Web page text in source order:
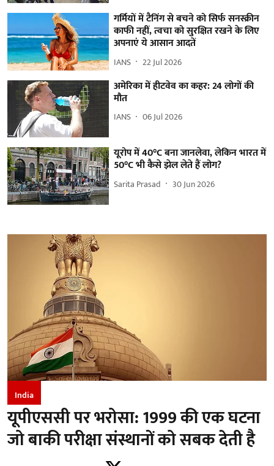
गर्मियों में टैनिंग से बचने को सिर्फ सनस्क्रीन
काफी नहीं, त्वचा को सुरक्षित रखने के लिए
अपनाएं ये आसान आदतें
IANS 22 Jul 2026
अमेरिका में हीटवेव का कहर: 24 लोगों की
मौत
IANS 06 Jul 2026
यूरोप में 40°C बना जानलेवा, लेकिन भारत में
50°C भी कैसे झेल लेते हैं लोग?
Sarita Prasad 30 Jun 2026
India
यूपीएससी पर भरोसा: 1999 की एक घटना
जो बाकी परीक्षा संस्थानों को सबक देती है